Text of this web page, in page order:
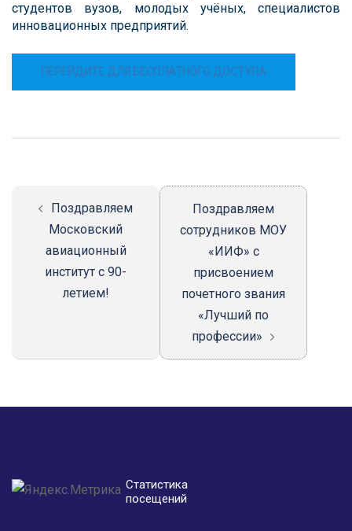
студентов вузов, молодых учёных, специалистов
инновационных предприятий.
ПЕРЕЙДИТЕ ДЛЯ БЕСПЛАТНОГО ДОСТУПА
Навигация
Поздравляем
Московский
авиационный
институт с 90-
летием!
Поздравляем
сотрудников МОУ
«ИИФ» с
присвоением
почетного звания
«Лучший по
профессии»
Статистика
посещений